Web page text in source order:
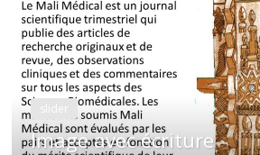
slider
Image avec écriture